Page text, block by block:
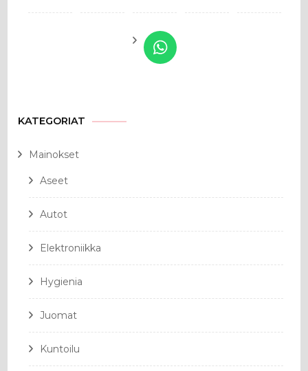
KATEGORIAT
Mainokset
Aseet
Autot
Elektroniikka
Hygienia
Juomat
Kuntoilu